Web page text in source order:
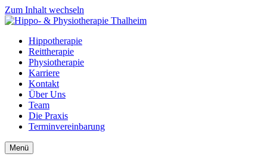
Zum Inhalt wechseln
Hippotherapie
Reittherapie
Physiotherapie
Karriere
Kontakt
Über Uns
Team
Die Praxis
Terminvereinbarung
Menü